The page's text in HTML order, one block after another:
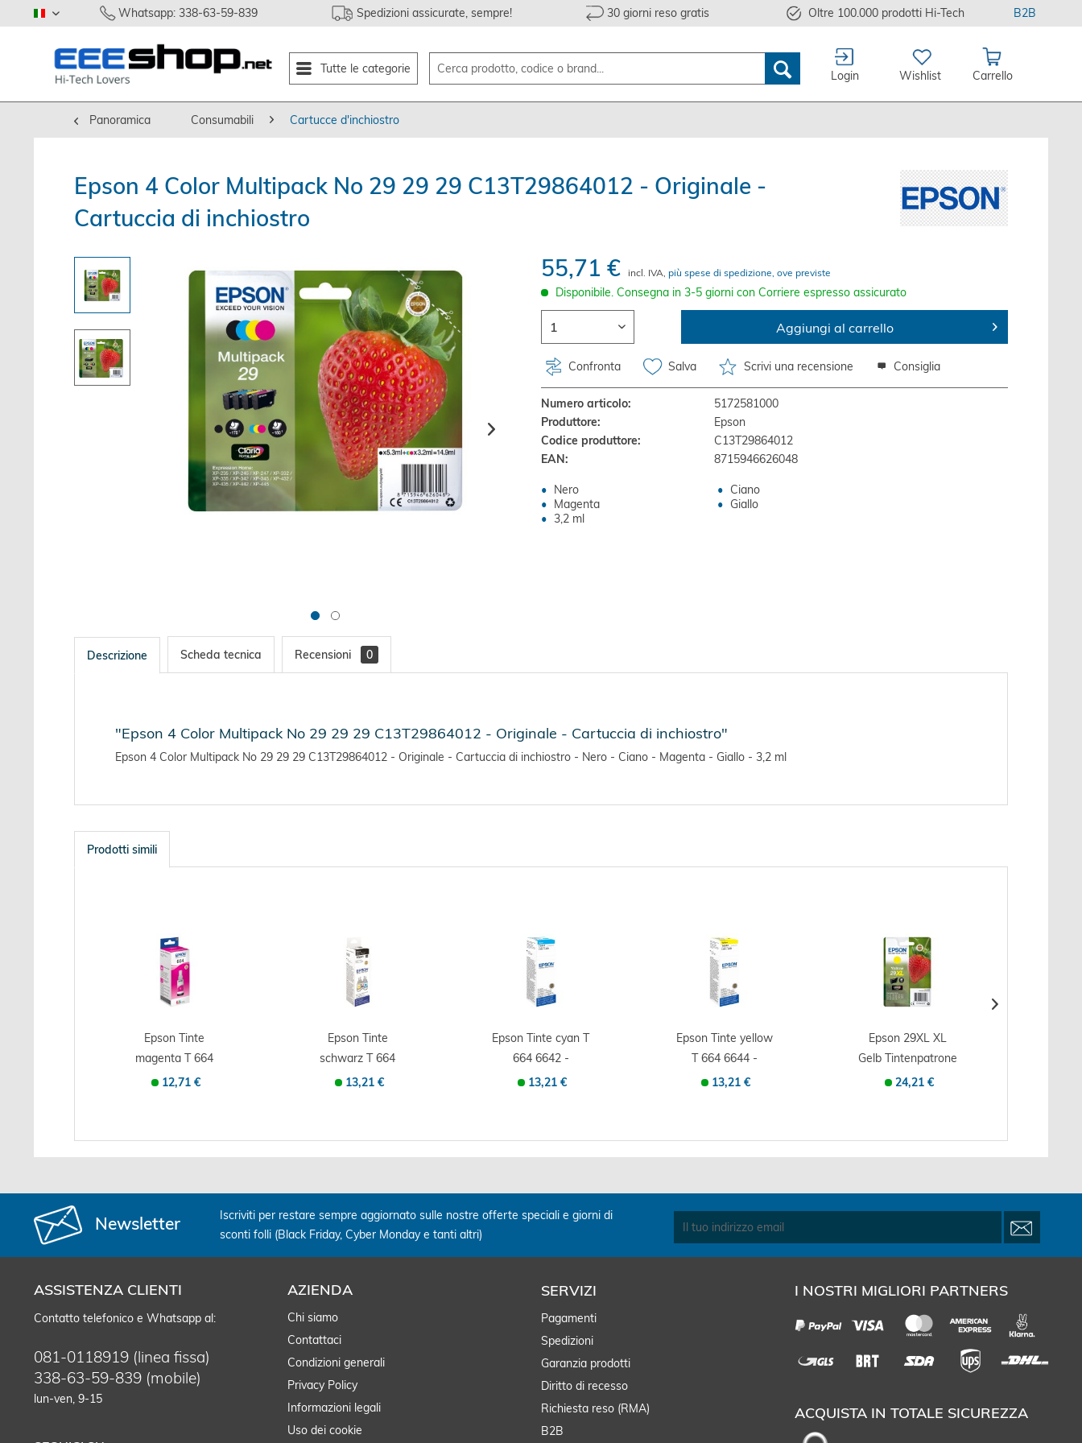
italiano Whatsapp: 338-63-59-839 Spedizioni assicurate, sempre! 30 giorni reso gratis Oltre 100.000 prodotti Hi-Tech B2B
Tutte le categorie
Login Wishlist Carrello
Panoramica Consumabili Cartucce d'inchiostro
Epson 4 Color Multipack No 29 29 29 C13T29864012 - Originale -
Cartuccia di inchiostro
55,71 €
incl. IVA, più spese di spedizione, ove previste
Disponibile. Consegna in 3-5 giorni con Corriere espresso assicurato
Aggiungi al carrello
Confronta Salva Scrivi una recensione Consiglia
Numero articolo:
5172581000
Produttore:
Epson
Codice produttore:
C13T29864012
EAN:
8715946626048
Nero
Ciano
Magenta
Giallo
3,2 ml
Descrizione Scheda tecnica Recensioni 0
"Epson 4 Color Multipack No 29 29 29 C13T29864012 - Originale - Cartuccia di inchiostro"
Epson 4 Color Multipack No 29 29 29 C13T29864012 - Originale - Cartuccia di inchiostro - Nero - Ciano - Magenta - Giallo - 3,2 ml
Prodotti simili
Epson Tinte
magenta T 664
6643 - Originale -...
12,71 €
Epson Tinte
schwarz T 664
6641 - Originale -...
13,21 €
Epson Tinte cyan T
664 6642 -
Originale -...
13,21 €
Epson Tinte yellow
T 664 6644 -
Originale -...
13,21 €
Epson 29XL XL
Gelb Tintenpatrone
- Originale -...
24,21 €
Newsletter
Iscriviti per restare sempre aggiornato sulle nostre offerte speciali e giorni di
sconti folli (Black Friday, Cyber Monday e tanti altri)
ASSISTENZA CLIENTI
Contatto telefonico e Whatsapp al:
081-0118919 (linea fissa)
338-63-59-839 (mobile)
lun-ven, 9-15
AZIENDA
Chi siamo
Contattaci
Condizioni generali
Privacy Policy
Informazioni legali
Uso dei cookie
SERVIZI
Pagamenti
Spedizioni
Garanzia prodotti
Diritto di recesso
Richiesta reso (RMA)
B2B
I NOSTRI MIGLIORI PARTNERS
ACQUISTA IN TOTALE SICUREZZA